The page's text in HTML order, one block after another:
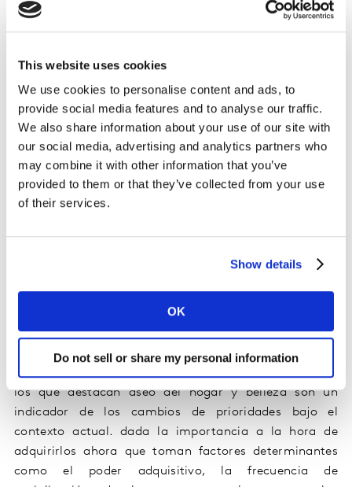
This website uses cookies
We use cookies to personalise content and ads, to
provide social media features and to analyse our traffic.
We also share information about your use of our site with
our social media, advertising and analytics partners who
may combine it with other information that you’ve
provided to them or that they’ve collected from your use
of their services.
Show details
OK
Do not sell or share my personal information
y el 38% los ha cambiado. Del porcentaje que modificó
le acaba, el 18% compra menos fragancias, el 13% solo
económicas y el 6% no compra fragancias.
Para finalizar la investigación el elemento analizado
fue el maquillaje, en donde el 64% de los hogares
confirmó haber cambiado sus hábitos de consumo
frente al que fue el gran protagonista de los bolsos de
maquillaje, el 15% solo compra cuando se le acaba, el
De esta manera se evidencia cómo la pandemia logró
modificar la manera en que compran y gastan los
colombianos y como la situación económica también
es un factor decisor. Los artículos analizados dentro de
los que destacan aseo del hogar y belleza son un
indicador de los cambios de prioridades bajo el
contexto actual. dada la importancia a la hora de
adquirirlos ahora que toman factores determinantes
como el poder adquisitivo, la frecuencia de